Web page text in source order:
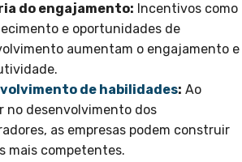
do engajamento: Incentivos como
e oportunidades de
aumentam o engajamento e
de habilidades: Ao
no desenvolvimento dos
as empresas podem construir
mais competentes.